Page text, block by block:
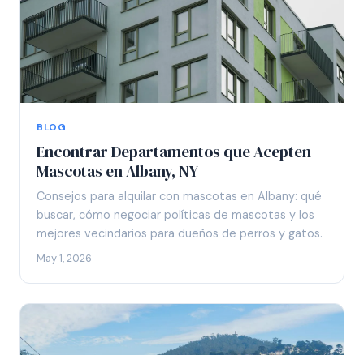
BLOG
Encontrar Departamentos que Acepten
Mascotas en Albany, NY
Consejos para alquilar con mascotas en Albany: qué
buscar, cómo negociar políticas de mascotas y los
mejores vecindarios para dueños de perros y gatos.
May 1, 2026